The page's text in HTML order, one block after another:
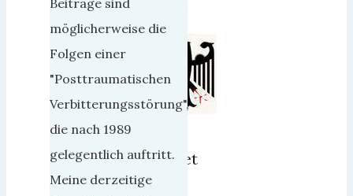
lautet
Beiträge sind
möglicherweise die
Folgen einer
"Posttraumatischen
Verbitterungsstörung",
die nach 1989
gelegentlich auftritt.
Meine derzeitige